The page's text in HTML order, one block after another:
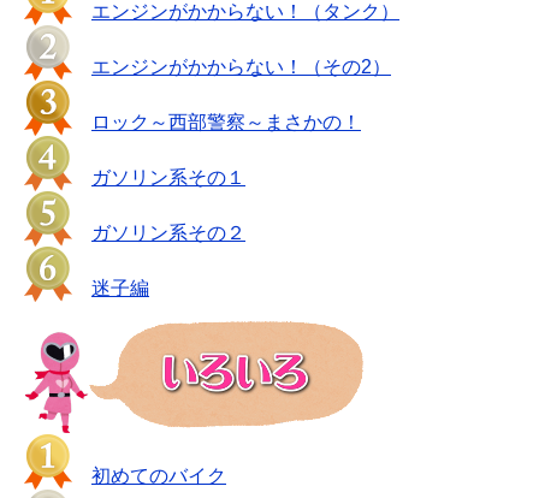
エンジンがかからない！（タンク）
エンジンがかからない！（その2）
ロック～西部警察～まさかの！
ガソリン系その１
ガソリン系その２
迷子編
初めてのバイク